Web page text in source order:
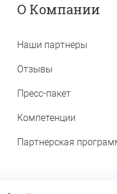
344002, г. Ростов-на-Дону,
Московская, д. 43/13, оф.
Многоканальный телефон
+7(863) 303-34-
О Компании
Наши партнеры
Отзывы
Пресс-пакет
Компетенции
Партнерская